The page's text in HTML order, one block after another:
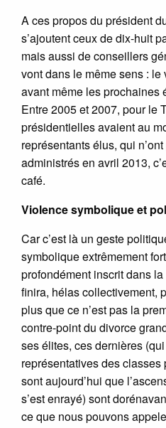
A ces propos du président
s’ajoutent ceux de dix-huit
mais aussi de conseillers
vont dans le même sens :
avant même les prochaines
Entre 2005 et 2007, pour le
présidentielles avaient au
représentants élus, qui
administrés en avril 2013,
café.
Violence symbolique et
Car c’est là un geste
symbolique extrêmement
profondément inscrit dans
finira, hélas collectivement,
plus que ce n’est pas la
contre-point du divorce
ses élites, ces dernières
représentatives des classes
sont aujourd’hui que
s’est enrayé) sont
ce que nous pouvons